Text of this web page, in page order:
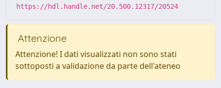
https://hdl.handle.net/20.500.12317/20524
Attenzione
Attenzione! I dati visualizzati non sono stati
sottoposti a validazione da parte dell'ateneo